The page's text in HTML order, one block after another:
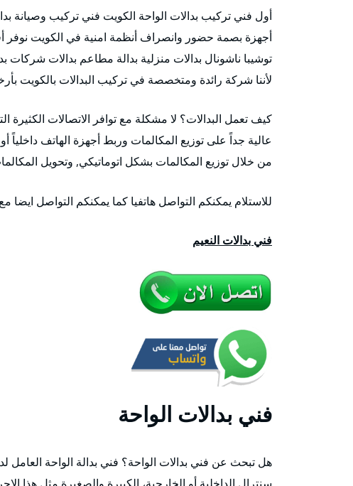
أول فني تركيب بدالات الواحة الكويت فني تركيب وصيانة
أجهزة بصمة حضور وانصراف أنظمة امنية في الكويت نوفر
توشيبا ناشونال بدالات منزلية بدالة مطاعم بدالات شركات
لأننا شركة رائدة ومتخصصة في تركيب البدالات بالكويت
كيف تعمل البدالات؟ لا مشكلة مع توافر الاتصالات الكثيرة
عالية جداً على توزيع المكالمات وربط أجهزة الهاتف
من خلال توزيع المكالمات بشكل اتوماتيكي, وتحويل
للاستلام يمكنكم التواصل هاتفيا كما يمكنكم التواصل ايضا مع
فني بدالات النعيم
فني بدالات الواحة
هل تبحث عن فني بدالات الواحة؟ فني بدالة الواحة العامل